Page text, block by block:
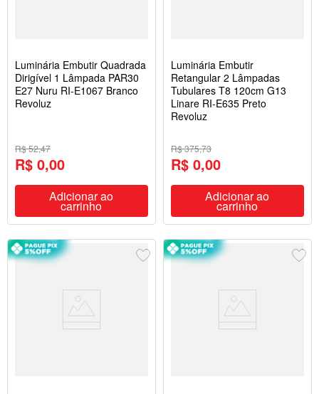
Luminária Embutir Quadrada
Dirigível 1 Lâmpada PAR30
E27 Nuru RI-E1067 Branco
Revoluz
R$ 52,47
R$ 0,00
Adicionar ao
carrinho
Luminária Embutir
Retangular 2 Lâmpadas
Tubulares T8 120cm G13
Linare RI-E635 Preto
Revoluz
R$ 375,73
R$ 0,00
Adicionar ao
carrinho